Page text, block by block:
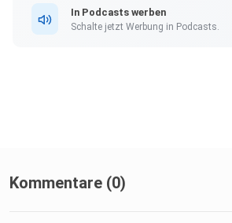
In Podcasts werben
Schalte jetzt Werbung in Podcasts.
Kommentare (0)